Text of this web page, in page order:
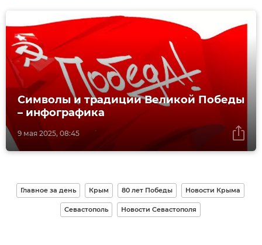
9 мая 2025, 08:45
Символы и традиции Великой Победы
– инфографика
Главное за день Крым 80 лет Победы Новости Крыма
Севастополь Новости Севастополя